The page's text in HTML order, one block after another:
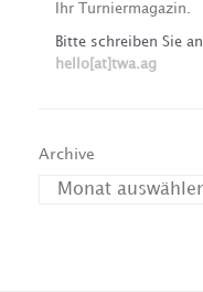
Ihr Turniermagazin.
Bitte schreiben Sie an
hello[at]twa.ag
Archive